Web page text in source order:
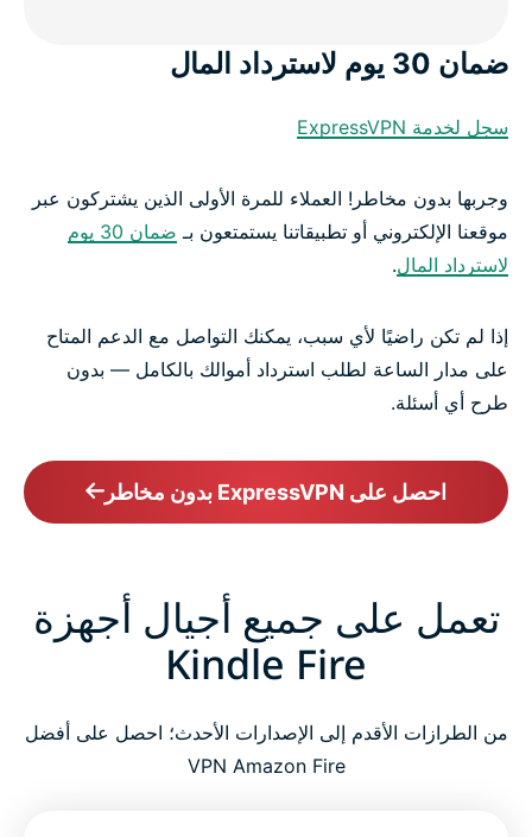
ضمان 30 يوم لاسترداد المال
سجل لخدمة ExpressVPN
وجربها بدون مخاطر! العملاء للمرة الأولى الذين يشتركون عبر
موقعنا الإلكتروني أو تطبيقاتنا يستمتعون بـ
ضمان 30 يوم
لاسترداد المال.
إذا لم تكن راضيًا لأي سبب، يمكنك التواصل مع الدعم المتاح
على مدار الساعة لطلب استرداد أموالك بالكامل — بدون
طرح أي أسئلة.
احصل على ExpressVPN بدون مخاطر
تعمل على جميع أجيال أجهزة
Kindle Fire
من الطرازات الأقدم إلى الإصدارات الأحدث؛ احصل على أفضل
VPN Amazon Fire